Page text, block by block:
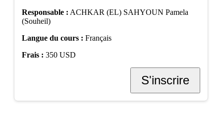
Responsable : ACHKAR (EL) SAHYOUN Pamela
(Souheil)
Langue du cours : Français
Frais : 350 USD
S'inscrire